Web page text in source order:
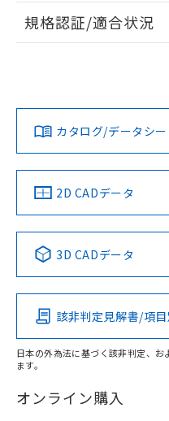
タイムチャート
A: 30mm以上、B: 20mm以
以上、n: 18mm以上
検出領域
ログ
ダウンロードデータをご利
みください。
ソフトウェアの使用条件
EU RoHS 注意事項・
対応済み
中国 RoHS 注意事項・
Pb Hg
O
在庫等で未対応品が混在
規格認証/適合状況
LR型式承認
（イギリス
船舶規格）
DNV型式
（ノルウ
No No
この
その他の認証はこ
カタログ/データシ
2D CADデータ
3D CADデータ
該非判定見解書/項
日本の外為法に基づく該非判定、お
ます。
オンライン購入